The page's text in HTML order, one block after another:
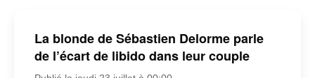
La blonde de Sébastien Delorme parle
de l’écart de libido dans leur couple